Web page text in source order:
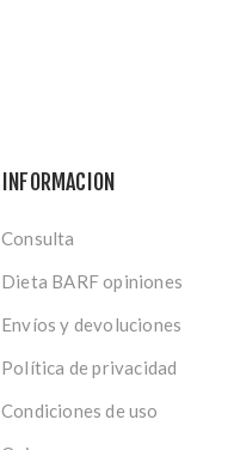
INFORMACION
Consulta
Dieta BARF opiniones
Envíos y devoluciones
Política de privacidad
Condiciones de uso